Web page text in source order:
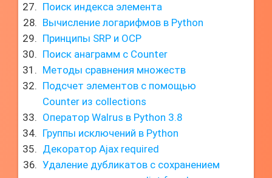
Поиск индекса элемента
Вычисление логарифмов в Python
Принципы SRP и OCP
Поиск анаграмм с Counter
Методы сравнения множеств
Подсчет элементов с помощью
Counter из collections
Оператор Walrus в Python 3.8
Группы исключений в Python
Декоратор Ajax required
Удаление дубликатов с сохранением